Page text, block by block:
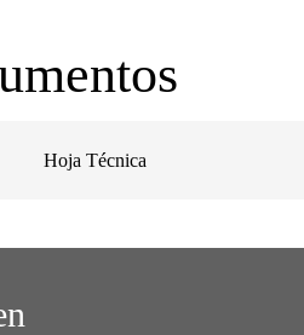
Hoja Técnica